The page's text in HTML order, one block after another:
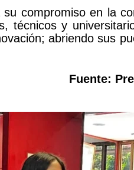
compromiso en la
técnicos y
abriendo sus
Fuente: